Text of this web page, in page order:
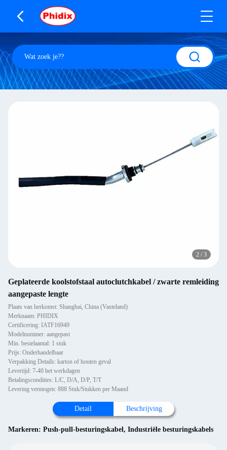
2 / 3
Geplateerde koolstofstaal autoclutchkabel / zwarte remleiding
aangepaste lengte
Plaats van herkomst: Shanghai, China (Vasteland)
Merknaam: PHIDIX
Certificering: IATF16949
Modelnummer: aangepast
Min. bestelaantal: 1 stuk
Prijs: Onderhandelbaar
Verpakking Details: karton of houten geval
Levertijd: 7-40 het werkdagen
Betalingscondities: L/C, D/A, D/P, T/T
Levering vermogen: 888 Stuk/Stukken per Maand
Detail Beschrijving
Markeren: Push-pull-besturingskabel, Industriële besturingskabels